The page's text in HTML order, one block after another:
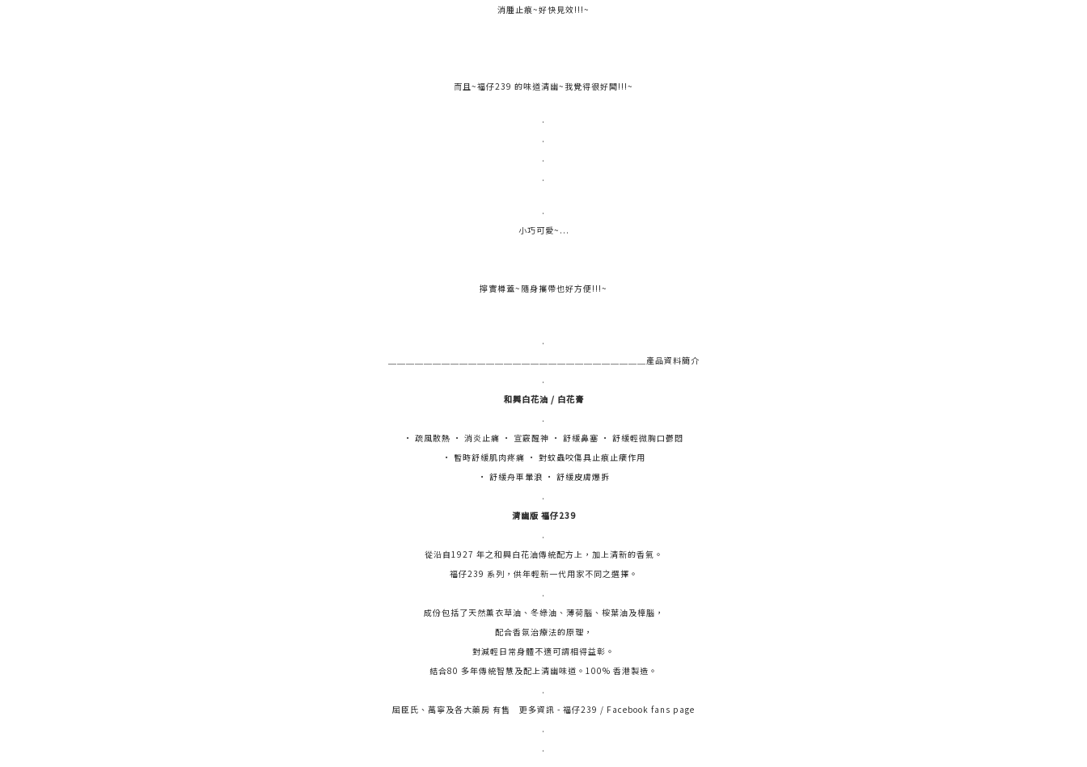
消腫止痕~好快見效!!!~
而且~福仔239 的味道清幽~我覺得很好聞!!!~
.
.
.
.
.
小巧可愛~...
擰實樽蓋~隨身攜帶也好方便!!!~
.
＿＿＿＿＿＿＿＿＿＿＿＿＿＿＿＿＿＿＿＿＿＿＿＿＿＿＿＿＿產品資料簡介
.
和興白花油 / 白花膏
.
• 疏風散熱 • 消炎止痛 • 宣竅醒神 • 舒緩鼻塞 • 舒緩輕微胸口鬱悶
• 暫時舒緩肌肉疼痛 • 對蚊蟲咬傷具止痕止癢作用
• 舒緩舟車暈浪 • 舒緩皮膚爆拆
.
清幽版 福仔239
.
從沿自1927 年之和興白花油傳統配方上，加上清新的香氣。
福仔239 系列，供年輕新一代用家不同之選擇。
.
成份包括了天然薰衣草油、冬綠油、薄荷腦、桉葉油及樟腦，
配合香氛治療法的原理，
對減輕日常身體不適可謂相得益彰。
結合80 多年傳統智慧及配上清幽味道。100% 香港製造。
.
屈臣氏、萬寧及各大藥房 有售 更多資訊 - 福仔239 / Facebook fans page
.
.